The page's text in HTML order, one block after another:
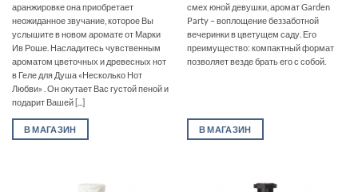
аранжировке она приобретает
неожиданное звучание, которое Вы
услышите в новом аромате от Марки
Ив Роше. Насладитесь чувственным
ароматом цветочных и древесных нот
в Геле для Душа «Несколько Нот
Любви» . Он окутает Вас густой пеной и
подарит Вашей [...]
В МАГАЗИН
смех юной девушки, аромат Garden
Party – воплощение беззаботной
вечеринки в цветущем саду. Его
преимущество: компактный формат
позволяет везде брать его с собой.
В МАГАЗИН